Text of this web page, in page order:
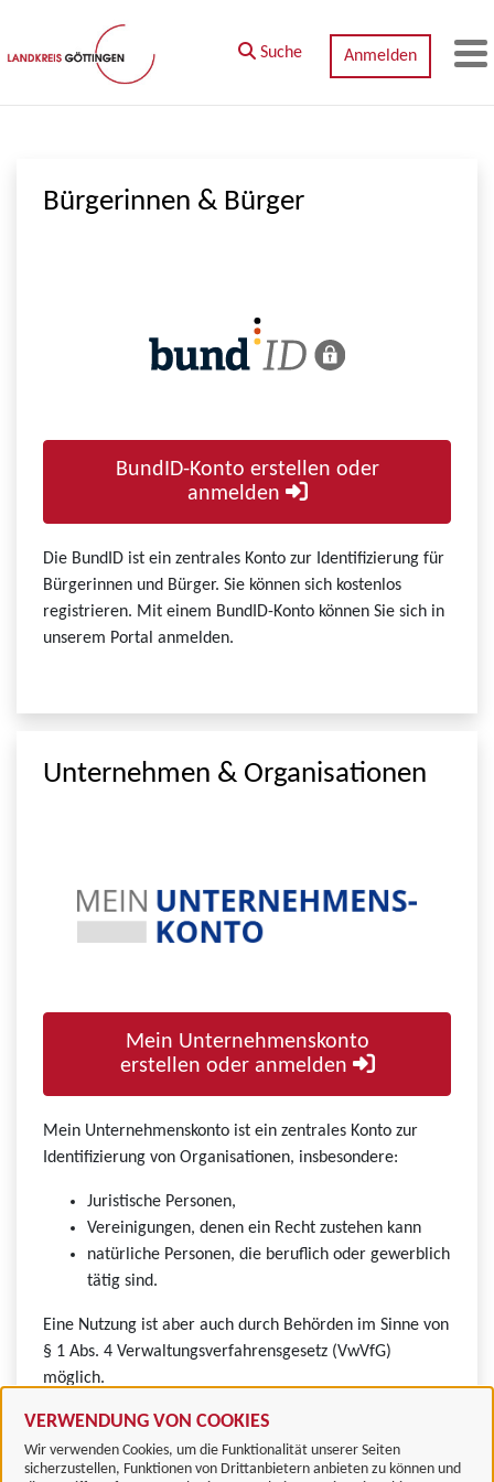
Zum Hauptinhalt springen
VERWENDUNG VON COOKIES
Wir verwenden Cookies, um die Funktionalität unserer Seiten
sicherzustellen, Funktionen von Drittanbietern anbieten zu können und
Suche Anmelden
Bürgerinnen & Bürger
BundID-Konto erstellen oder
anmelden
Die BundID ist ein zentrales Konto zur Identifizierung für
Bürgerinnen und Bürger. Sie können sich kostenlos
registrieren. Mit einem BundID-Konto können Sie sich in
unserem Portal anmelden.
Unternehmen & Organisationen
Mein Unternehmenskonto
erstellen oder anmelden
Mein Unternehmenskonto ist ein zentrales Konto zur
Identifizierung von Organisationen, insbesondere:
Juristische Personen,
Vereinigungen, denen ein Recht zustehen kann
natürliche Personen, die beruflich oder gewerblich
tätig sind.
Eine Nutzung ist aber auch durch Behörden im Sinne von
§ 1 Abs. 4 Verwaltungsverfahrensgesetz (VwVfG)
möglich.